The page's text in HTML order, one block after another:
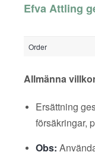
Efva Attling
Order
Allmänna
Ersättning
försäkringar,
Obs: